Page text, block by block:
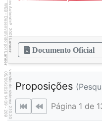
Documento Oficial
Proposições
Página 1 de
©
2001
Lancer
WEB - Desenvolvido por
Lancer
versão do sistema 2.10.20
2
6
9
-
4
:3
9
0
5
/
0
6
/
2
0
2
6